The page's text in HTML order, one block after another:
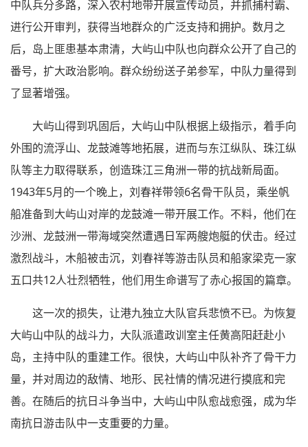
中队兵分多路，深入农村地带开展宣传动员，并抓捕村霸、
进行公开审判，获得当地群众的广泛支持和拥护。数月之
后，岛上匪患基本肃清，大屿山中队也向群众公开了自己的
番号，扩大政治影响。群众纷纷送子弟参军，中队力量得到
了显著增强。
大屿山得到巩固后，大屿山中队根据上级指示，着手向
外围的流浮山、龙鼓滩等地拓展，进而与东江纵队、珠江纵
队等主力取得联系，创造珠江三角洲一带的抗战新局面。
1943年5月的一个晚上，刘春祥带领6名骨干队员，乘坐帆
船准备到大屿山对岸的龙鼓滩一带开展工作。不料，他们在
沙洲、龙鼓洲一带海域突然遭遇日军两艘炮艇的伏击。经过
激烈战斗，木船被击沉，刘春祥等游击队员和船家梁克一家
五口共12人壮烈牺牲，他们用生命谱写了赤心报国的篇章。
这一次的损失，让港九独立大队官兵悲愤不已。为恢复
大屿山中队的战斗力，大队派遣政训室主任黄高阳赶赴小
岛，主持中队的重建工作。很快，大屿山中队补齐了骨干力
量，并对周边的敌情、地形、民社情的情况进行摸底和完
善。在随后的抗日斗争当中，大屿山中队愈战愈强，成为华
南抗日游击队中一支重要的力量。